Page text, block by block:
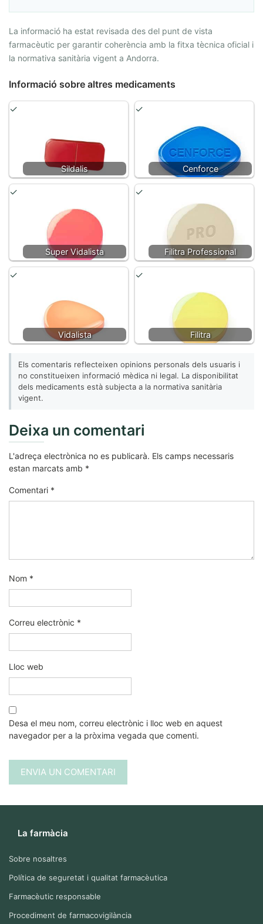
La informació ha estat revisada des del punt de vista
farmacèutic per garantir coherència amb la fitxa tècnica oficial i
la normativa sanitària vigent a Andorra.
Informació sobre altres medicaments
Sildalis Cenforce
Super Vidalista Filitra Professional
Vidalista Filitra
Els comentaris reflecteixen opinions personals dels usuaris i
no constitueixen informació mèdica ni legal. La disponibilitat
dels medicaments està subjecta a la normativa sanitària
vigent.
Deixa un comentari
L'adreça electrònica no es publicarà. Els camps necessaris
estan marcats amb *
Comentari *
Nom *
Correu electrònic *
Lloc web
Desa el meu nom, correu electrònic i lloc web en aquest
navegador per a la pròxima vegada que comenti.
La farmàcia
Sobre nosaltres
Política de seguretat i qualitat farmacèutica
Farmacèutic responsable
Procediment de farmacovigilància